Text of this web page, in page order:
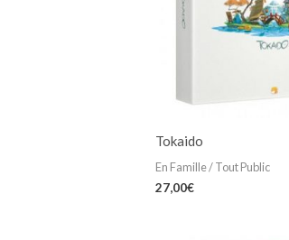
Tokaido
En Famille / Tout Public
27,00€